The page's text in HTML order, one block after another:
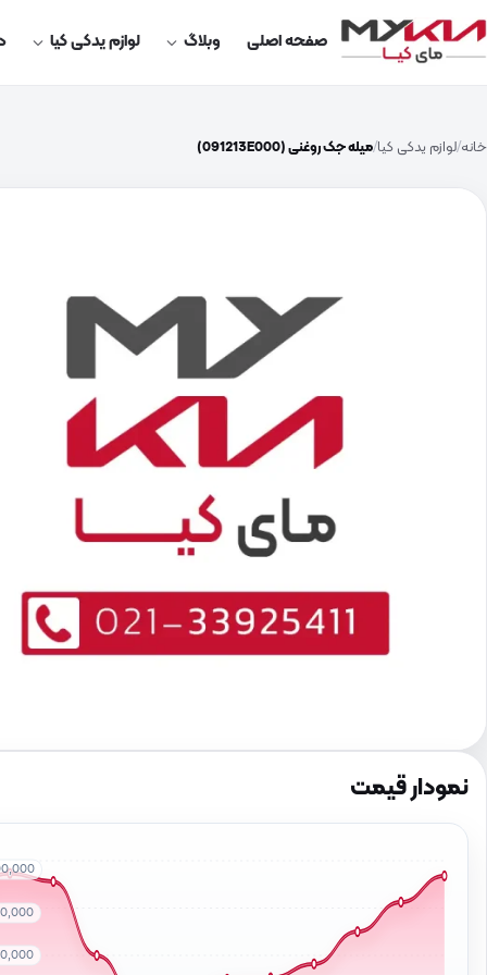
صفحه اصلی وبلاگ لوازم یدکی کیا
خانه لوازم یدکی کیا میله جک روغنی (091213E000)
نمودار قیمت